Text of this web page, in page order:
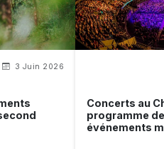
3 Juin 2026
Concerts au
programme
événements